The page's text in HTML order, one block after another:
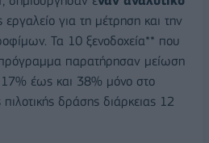
για τη μέτρηση και την
Τα 10 ξενοδοχεία** που
παρατήρησαν μείωση
έως και 38% μόνο στο
δράσης διάρκειας 12